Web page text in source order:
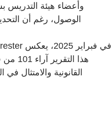
وأعضاء هيئة
الوصول، رغم أن
هذا
القانونية والامتثال